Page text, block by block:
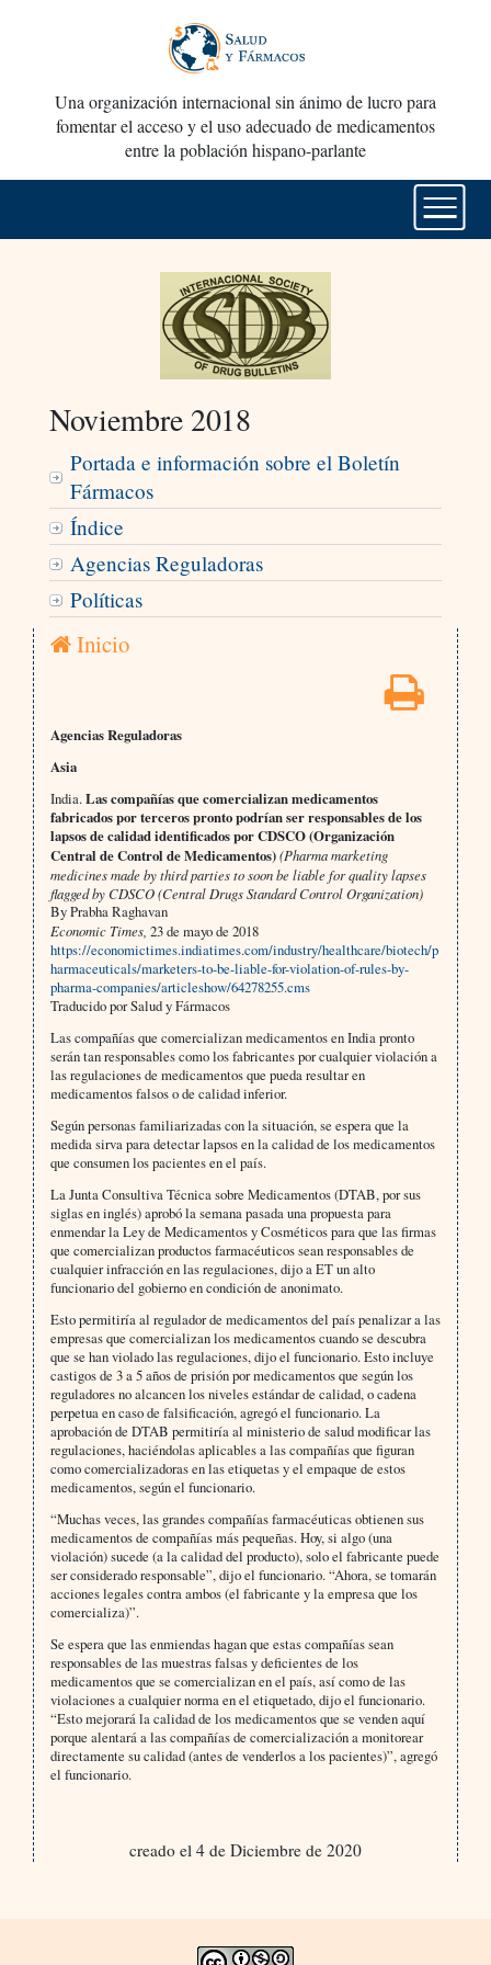
Una organización internacional sin ánimo de lucro para
fomentar el acceso y el uso adecuado de medicamentos
entre la población hispano-parlante
Noviembre 2018
Portada e información sobre el Boletín
Fármacos
Índice
Agencias Reguladoras
Políticas
Inicio
Agencias Reguladoras
Asia
India.Las compañías que comercializan medicamentos
fabricados por terceros pronto podrían ser responsables de los
lapsos de calidad identificados por CDSCO (Organización
Central de Control de Medicamentos)(Pharma marketing
medicines made by third parties to soon be liable for quality lapses
flagged by CDSCO (Central Drugs Standard Control Organization)
By Prabha Raghavan
Economic Times, 23 de mayo de 2018
https://economictimes.indiatimes.com/industry/healthcare/biotech/p
harmaceuticals/marketers-to-be-liable-for-violation-of-rules-by-
pharma-companies/articleshow/64278255.cms
Traducido por Salud y Fármacos
Las compañías que comercializan medicamentos en India pronto
serán tan responsables como los fabricantes por cualquier violación a
las regulaciones de medicamentos que pueda resultar en
medicamentos falsos o de calidad inferior.
Según personas familiarizadas con la situación, se espera que la
medida sirva para detectar lapsos en la calidad de los medicamentos
que consumen los pacientes en el país.
La Junta Consultiva Técnica sobre Medicamentos (DTAB, por sus
siglas en inglés) aprobó la semana pasada una propuesta para
enmendar la Ley de Medicamentos y Cosméticos para que las firmas
que comercializan productos farmacéuticos sean responsables de
cualquier infracción en las regulaciones, dijo a ET un alto
funcionario del gobierno en condición de anonimato.
Esto permitiría al regulador de medicamentos del país penalizar a las
empresas que comercializan los medicamentos cuando se descubra
que se han violado las regulaciones, dijo el funcionario. Esto incluye
castigos de 3 a 5 años de prisión por medicamentos que según los
reguladores no alcancen los niveles estándar de calidad, o cadena
perpetua en caso de falsificación, agregó el funcionario. La
aprobación de DTAB permitiría al ministerio de salud modificar las
regulaciones, haciéndolas aplicables a las compañías que figuran
como comercializadoras en las etiquetas y el empaque de estos
medicamentos, según el funcionario.
“Muchas veces, las grandes compañías farmacéuticas obtienen sus
medicamentos de compañías más pequeñas. Hoy, si algo (una
violación) sucede (a la calidad del producto), solo el fabricante puede
ser considerado responsable”, dijo el funcionario. “Ahora, se tomarán
acciones legales contra ambos (el fabricante y la empresa que los
comercializa)”.
Se espera que las enmiendas hagan que estas compañías sean
responsables de las muestras falsas y deficientes de los
medicamentos que se comercializan en el país, así como de las
violaciones a cualquier norma en el etiquetado, dijo el funcionario.
“Esto mejorará la calidad de los medicamentos que se venden aquí
porque alentará a las compañías de comercialización a monitorear
directamente su calidad (antes de venderlos a los pacientes)”, agregó
el funcionario.
creado el 4 de Diciembre de 2020